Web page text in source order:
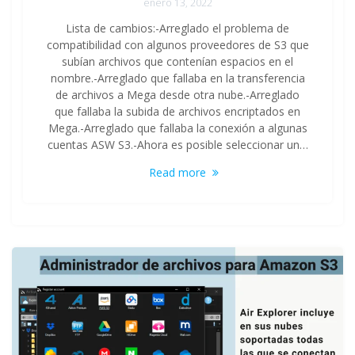
enero 13, 2022
Lista de cambios:-Arreglado el problema de
compatibilidad con algunos proveedores de S3 que
subían archivos que contenían espacios en el
nombre.-Arreglado que fallaba en la transferencia
de archivos a Mega desde otra nube.-Arreglado
que fallaba la subida de archivos encriptados en
Mega.-Arreglado que fallaba la conexión a algunas
cuentas ASW S3.-Ahora es posible seleccionar un…
Read more